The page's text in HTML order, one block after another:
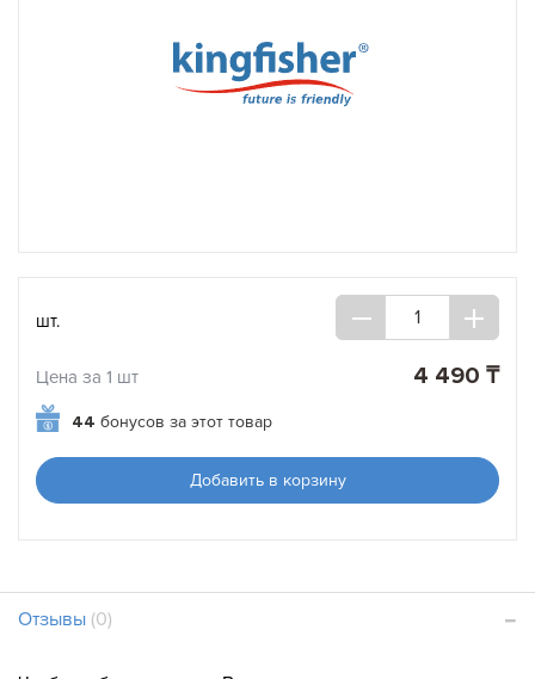
шт.
Цена за 1 шт 4 490 ₸
44 бонусов за этот товар
Добавить в корзину
Отзывы (0)